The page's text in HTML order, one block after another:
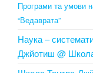
Програми та умови
“Ведаврата”
Наука –
Джйотиш @